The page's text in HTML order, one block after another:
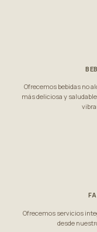
Ofrecemos bebidas no
más deliciosa y
Ofrecemos servicios
desde